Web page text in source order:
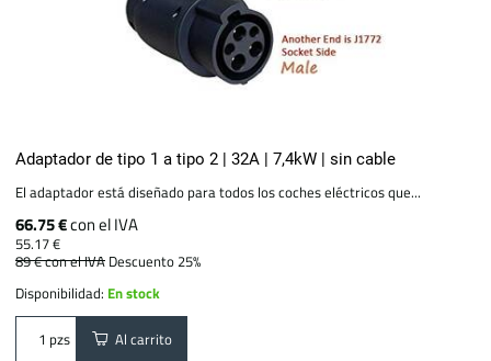
Adaptador de tipo 1 a tipo 2 | 32A | 7,4kW | sin cable
El adaptador está diseñado para todos los coches eléctricos que...
66.75 €con el IVA
55.17 €
89 €con el IVA Descuento 25%
Disponibilidad: En stock
pzs Al carrito